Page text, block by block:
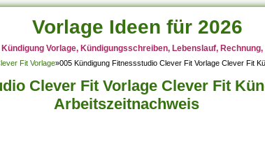
Vorlage Ideen für 2026
Vorlage, Kündigungsschreiben, Lebenslauf,
Fit Vorlage»005 Kündigung Fitnessstudio Clever Fit Vorlage Clever Fit
Clever Fit Vorlage Clever Fit
Arbeitszeitnachweis